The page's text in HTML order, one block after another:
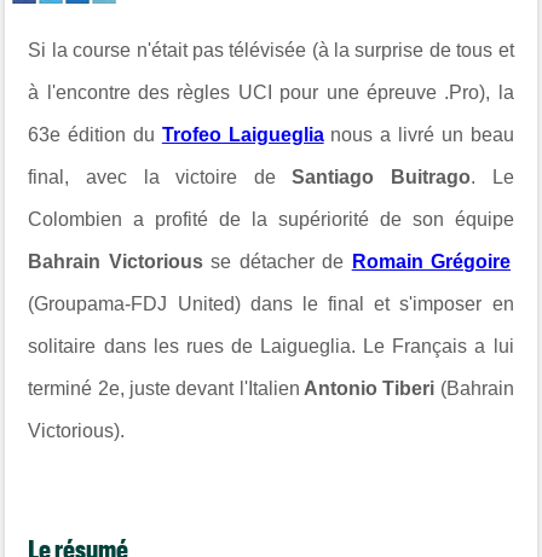
Si la course n'était pas télévisée (à la surprise de tous et
à l'encontre des règles UCI pour une épreuve .Pro), la
63e édition du Trofeo Laigueglianous a livré un beau
final, avec la victoire deSantiago Buitrago. Le
Colombien a profité de la supériorité de son équipe
Bahrain Victoriousse détacher de Romain Grégoire
(Groupama-FDJ United) dans le final et s'imposer en
solitaire dans les rues de Laigueglia. Le Français a lui
terminé 2e, juste devant l'Italien Antonio Tiberi (Bahrain
Victorious).
Le résumé